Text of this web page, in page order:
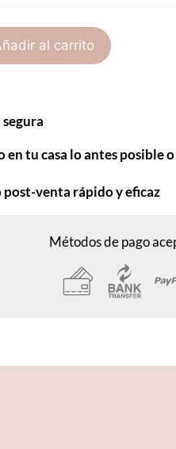
al carrito
en tu casa lo antes posible
post-venta rápido y eficaz
Métodos de pago